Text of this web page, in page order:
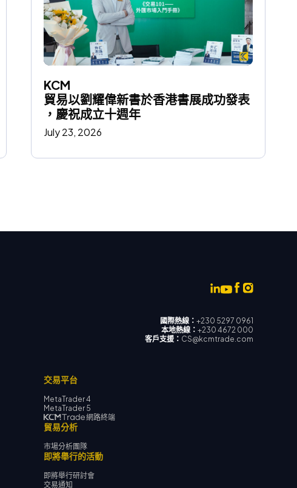
KCM
貿易以劉耀偉新書於香港書展成功發表
，慶祝成立十週年
July 23, 2026
國際熱線： +230 5297 0961
本地熱線： +230 4672 000
客戶支援： CS@kcmtrade.com
交易平台
MetaTrader 4
MetaTrader 5
網路終端
貿易分析
市場分析團隊
即將舉行的活動
即將舉行研討會
交易通知